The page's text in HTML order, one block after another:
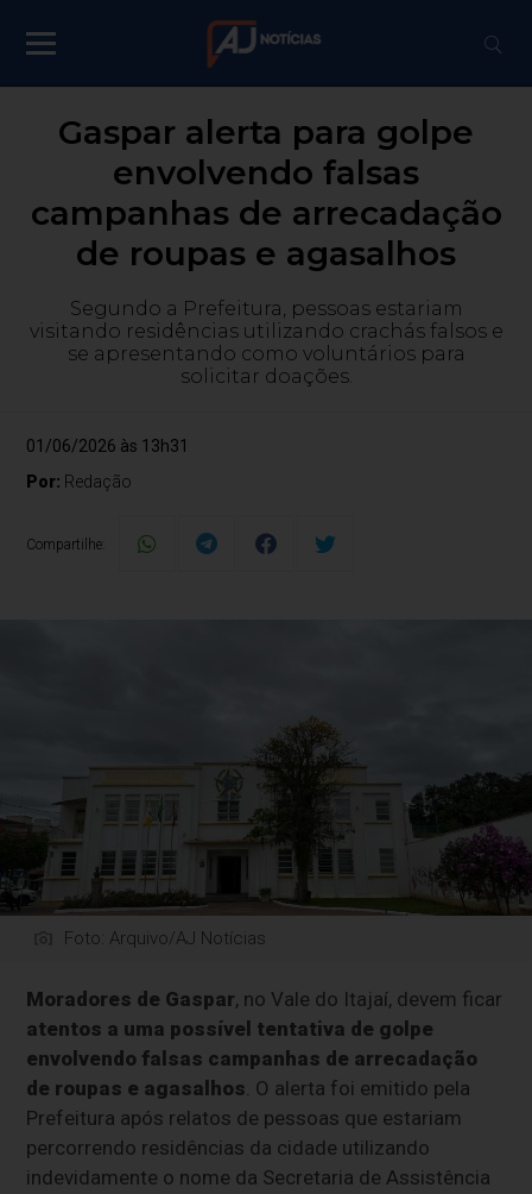
Gaspar alerta para golpe
envolvendo falsas
campanhas de arrecadação
de roupas e agasalhos
Segundo a Prefeitura, pessoas estariam
visitando residências utilizando crachás falsos e
se apresentando como voluntários para
solicitar doações.
01/06/2026 às 13h31
Por: Redação
Compartilhe:
Foto: Arquivo/AJ Notícias
Moradores de Gaspar, no Vale do Itajaí, devem ficar
atentos a uma possível tentativa de golpe
envolvendo falsas campanhas de arrecadação
de roupas e agasalhos . O alerta foi emitido pela
Prefeitura após relatos de pessoas que estariam
percorrendo residências da cidade utilizando
indevidamente o nome da Secretaria de Assistência